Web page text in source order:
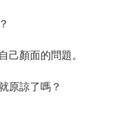
己顏面的問題。
原諒了嗎？